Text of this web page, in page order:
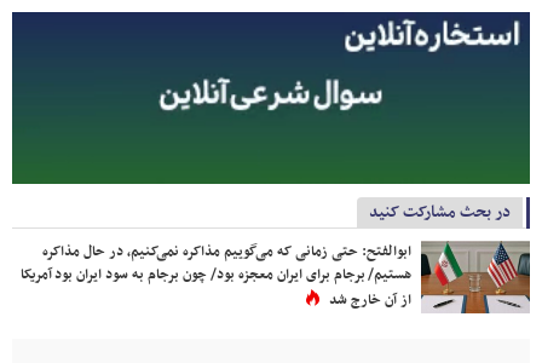
در بحث مشارکت کنید
ابوالفتح: حتی زمانی که می‌گوییم مذاکره نمی‌کنیم، در حال مذاکره
هستیم/ برجام برای ایران معجزه بود/ چون برجام به سود ایران بود آمریکا
از آن خارج شد